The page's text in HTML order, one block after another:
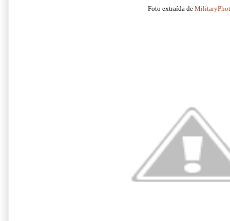
Foto extraída de